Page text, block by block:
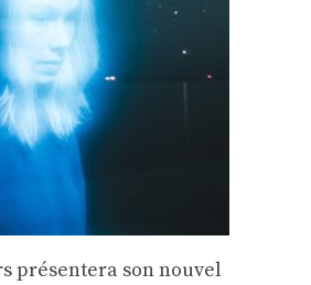
présentera son nouvel